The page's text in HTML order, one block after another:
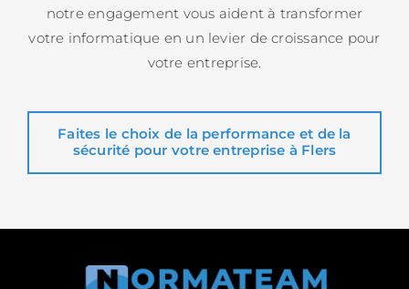
notre engagement vous aident à transformer
votre informatique en un levier de croissance pour
votre entreprise.
Faites le choix de la performance et de la
sécurité pour votre entreprise à Flers